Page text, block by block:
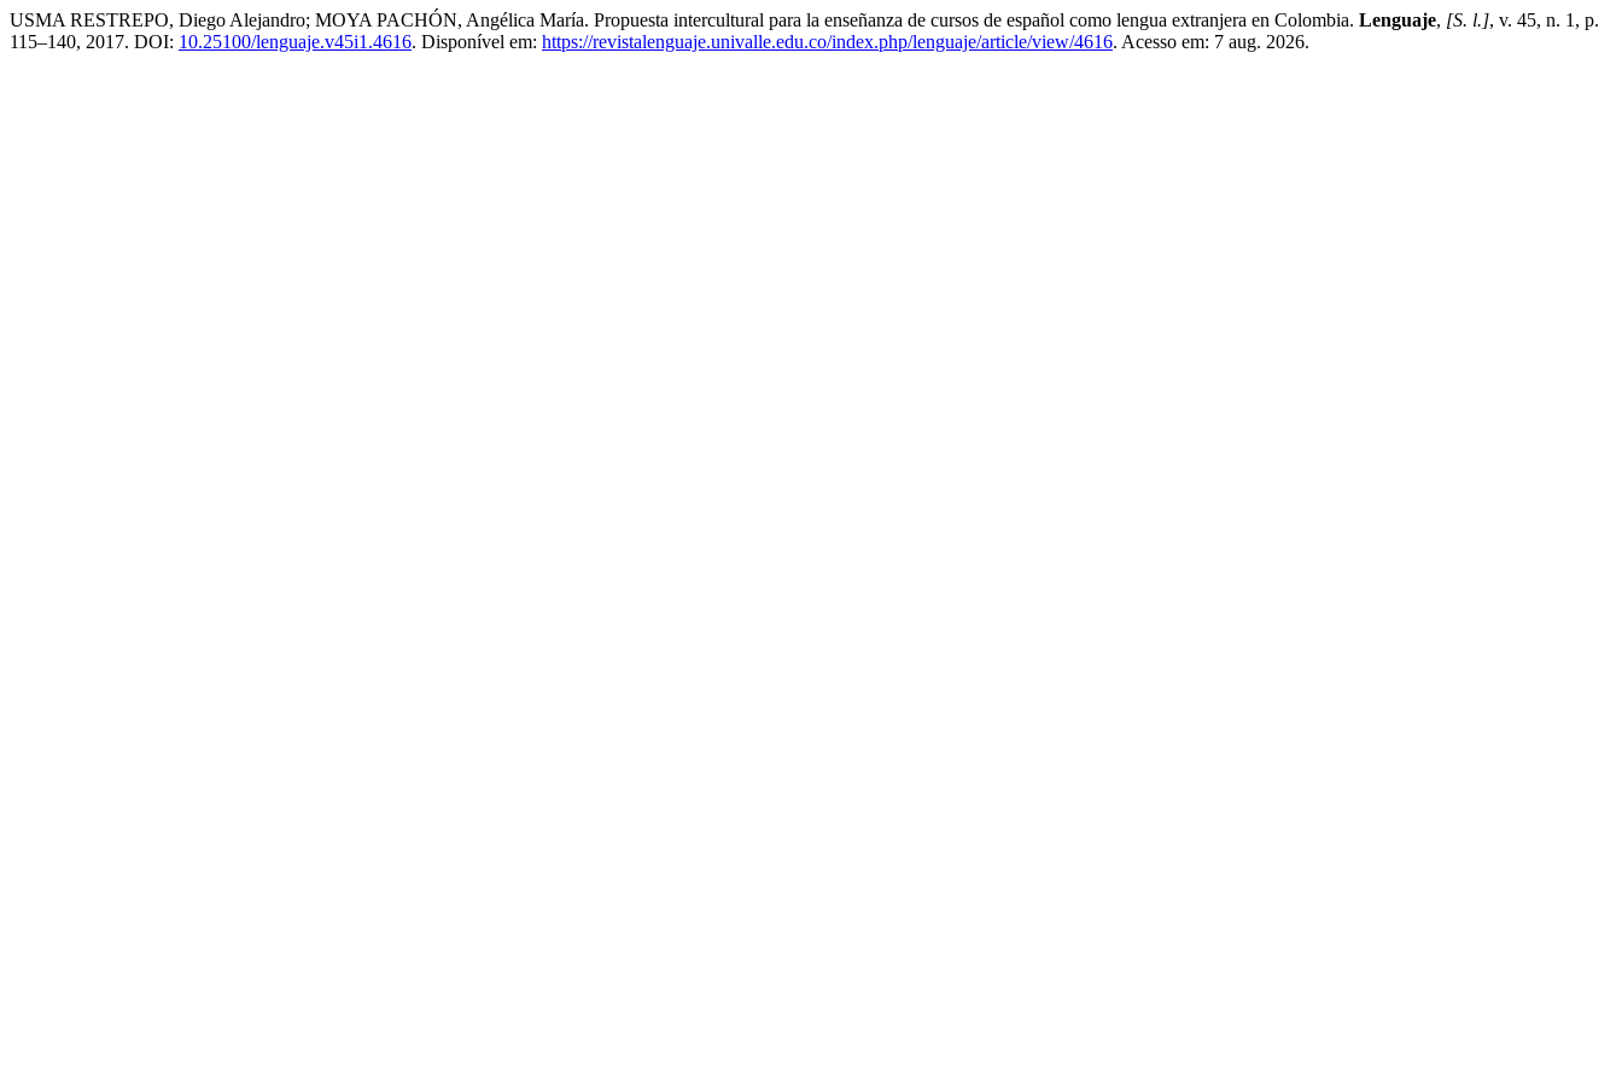
USMA RESTREPO, Diego Alejandro; MOYA PACHÓN, Angélica María. Propuesta intercultural para la enseñanza de cursos de español como lengua extranjera en Colombia. Lenguaje, [S. l.], v. 45, n. 1, p.
115–140, 2017. DOI: 10.25100/lenguaje.v45i1.4616. Disponível em: https://revistalenguaje.univalle.edu.co/index.php/lenguaje/article/view/4616. Acesso em: 7 aug. 2026.